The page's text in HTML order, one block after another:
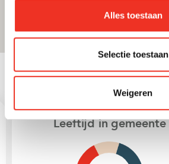
Alles toestaan
Selectie toestaan
Weigeren
Leeftijd in gemeente